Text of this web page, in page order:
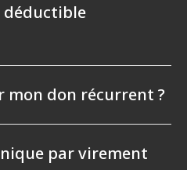
déductible
mon don récurrent ?
par virement